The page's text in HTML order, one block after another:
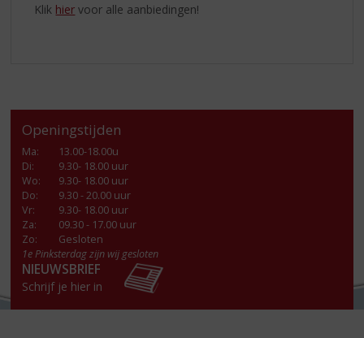
Klik hier voor alle aanbiedingen!
Openingstijden
Ma:
13.00-18.00u
Di:
9.30- 18.00 uur
Wo:
9.30- 18.00 uur
Do:
9.30 - 20.00 uur
Vr:
9.30- 18.00 uur
Za:
09.30 - 17.00 uur
Zo:
Gesloten
1e Pinksterdag zijn wij gesloten
NIEUWSBRIEF
Schrijf je hier in